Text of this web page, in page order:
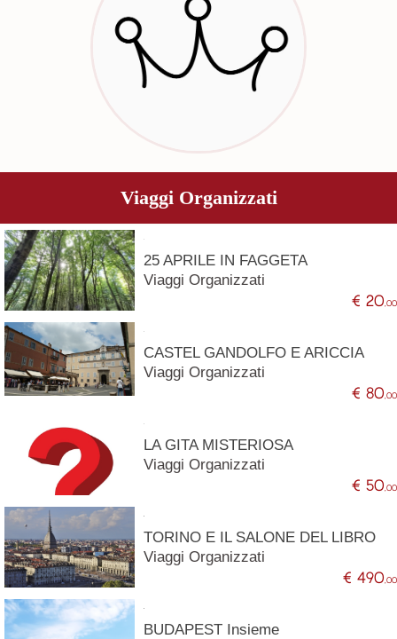
Viaggi Organizzati
25 APRILE IN FAGGETA
Viaggi Organizzati
€ 20 ,00
CASTEL GANDOLFO E ARICCIA
Viaggi Organizzati
€ 80 ,00
LA GITA MISTERIOSA
Viaggi Organizzati
€ 50 ,00
TORINO E IL SALONE DEL LIBRO
Viaggi Organizzati
€ 490 ,00
BUDAPEST Insieme